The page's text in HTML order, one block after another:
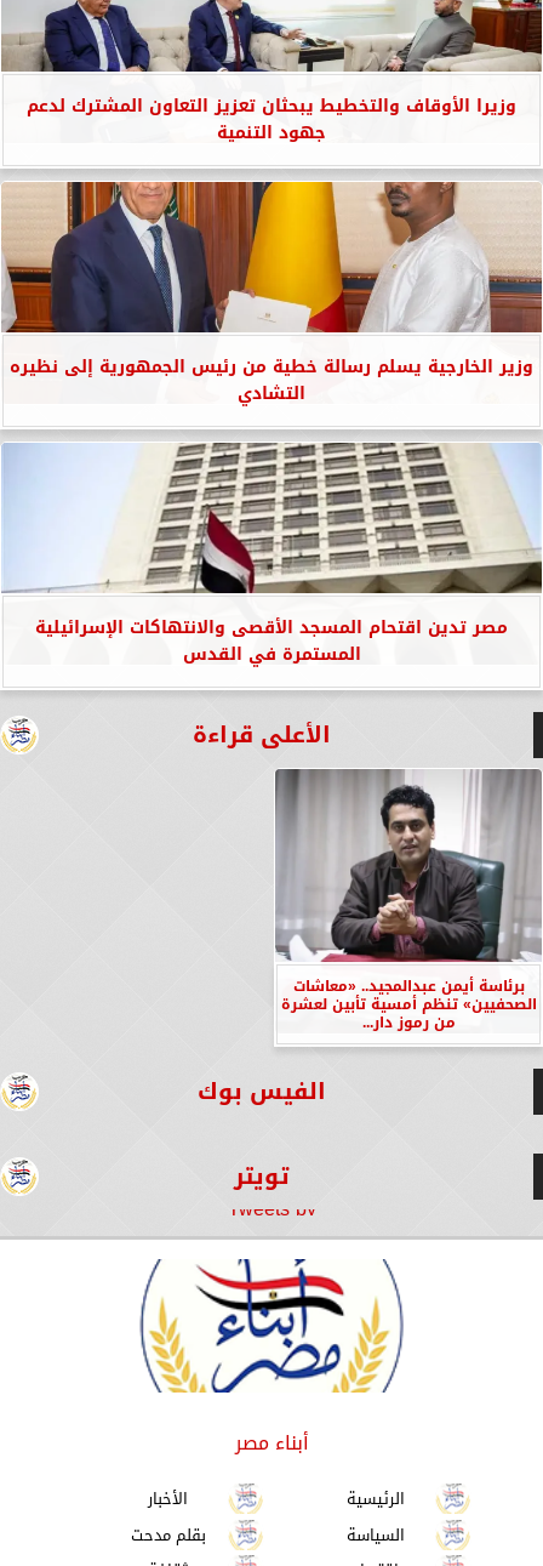
وزيرا الأوقاف والتخطيط يبحثان تعزيز التعاون المشترك لدعم
جهود التنمية
وزير الخارجية يسلم رسالة خطية من رئيس الجمهورية إلى نظيره
التشادي
مصر تدين اقتحام المسجد الأقصى والانتهاكات الإسرائيلية
المستمرة في القدس
الأعلى قراءة
برئاسة أيمن عبدالمجيد.. «معاشات
الصحفيين» تنظم أمسية تأبين لعشرة
من رموز دار...
الفيس بوك
تويتر
Tweets by
أبناء مصر
الرئيسية
الأخبار
السياسة
بقلم مدحت